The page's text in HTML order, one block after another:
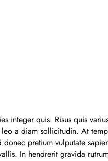
integer quis. Risus quis
a diam sollicitudin. At
donec pretium vulputate
In hendrerit gravida